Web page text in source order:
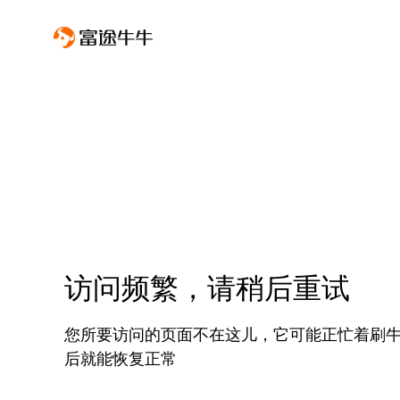
访问频繁，请稍后重试
您所要访问的页面不在这儿，它可能正忙着刷
后就能恢复正常